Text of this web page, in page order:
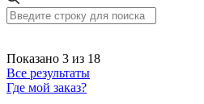
Показано 3 из 18
Все результаты
Где мой заказ?